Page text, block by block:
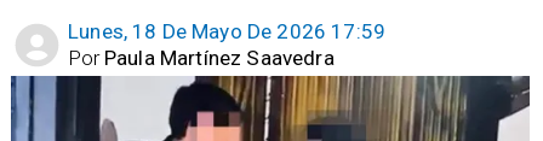
Lunes, 18 De Mayo De 2026 17:59
Paula Martínez Saavedra
Por